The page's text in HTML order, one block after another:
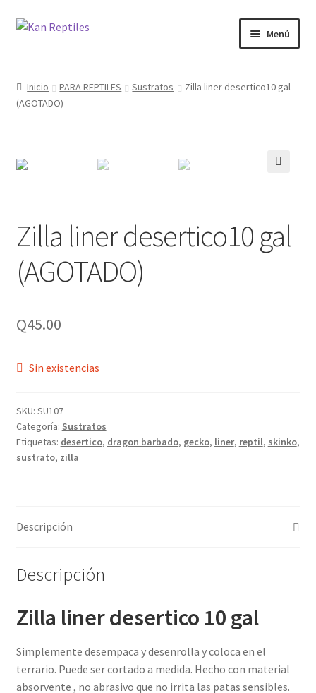
Ir
Ir
Menú
Tienda
Inicio PARA REPTILES Sustratos
Zilla liner desertico10 gal
(AGOTADO)
Zilla liner desertico10 gal
(AGOTADO)
Q45.00
Sin existencias
SKU: SU107
Categoría: Sustratos
Etiquetas: desertico, dragon barbado, gecko, liner, reptil, skinko,
sustrato, zilla
Descripción
Descripción
Zilla liner desertico 10 gal
Simplemente desempaca y desenrolla y coloca en el
terrario. Puede ser cortado a medida. Hecho con material
absorvente , no abrasivo que no irrita las patas sensibles.